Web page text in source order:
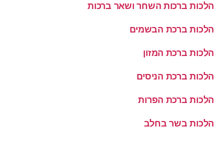
הלכות ברכות השחר ושאר ברכות
הלכות ברכת הבשמים
הלכות ברכת המזון
הלכות ברכת הניסים
הלכות ברכת הפרות
הלכות בשר בחלב